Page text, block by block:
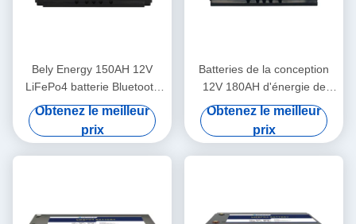
Bely Energy 150AH 12V
LiFePo4 batterie Bluetooth
et auto-chauffage Pour
Obtenez le meilleur
prix
Batteries de la conception
12V 180AH d'énergie de
Bely les plus défuntes pour
Bluetooth pour la station de
base de stockage de
l'énergie d'UPS rv
Obtenez le meilleur
prix